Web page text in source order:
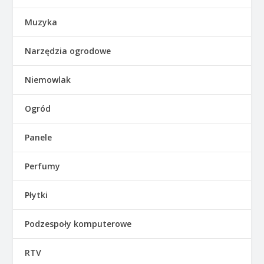
Muzyka
Narzędzia ogrodowe
Niemowlak
Ogród
Panele
Perfumy
Płytki
Podzespoły komputerowe
RTV